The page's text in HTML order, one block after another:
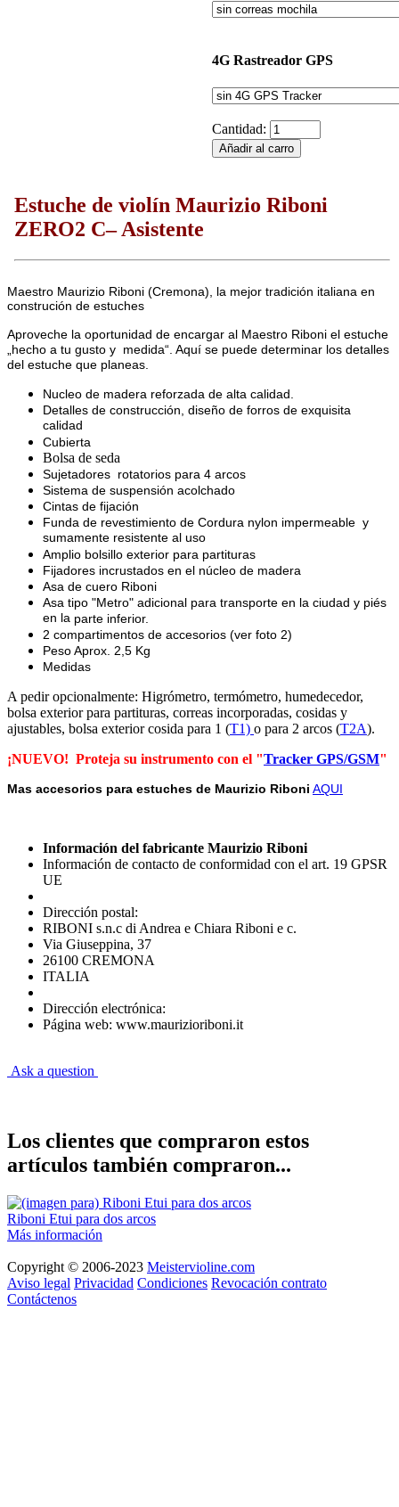
4G Rastreador GPS
Cantidad:
Estuche de violín Maurizio Riboni
ZERO2 C– Asistente
Maestro Maurizio Riboni (Cremona), la mejor tradición italiana en
construción de estuches
Aproveche la oportunidad de encargar al Maestro Riboni el estuche
„hecho a tu gusto y medida“. Aquí se puede determinar los detalles
del estuche que planeas.
Nucleo de madera reforzada de alta calidad
Detalles de construcción, diseño de forros de exquisita
calidad
Cubierta
Bolsa de seda
Sujetadores rotatorios para 4 arcos
Sistema de suspensión acolchado
Cintas de fijación
Funda de revestimiento de Cordura nylon impermeable y
sumamente resistente al uso
Amplio bolsillo exterior para partituras
Fijadores incrustados en el núcleo de madera
Asa de cuero Riboni
Asa tipo "Metro" adicional para transporte en la ciudad y piés
en la parte inferior.
2 compartimentos de accesorios (ver foto 2)
Peso Aprox. 2,5 Kg
Medidas
A pedir opcionalmente: Higrómetro, termómetro, humedecedor,
bolsa exterior para partituras, correas incorporadas, cosidas y
ajustables, bolsa exterior cosida para 1 (T1) o para 2 arcos (T2A).
¡NUEVO! Proteja su instrumento con el "Tracker GPS/GSM"
Mas accesorios para estuches de Maurizio Riboni AQUI
Información del fabricante Maurizio Riboni
Información de contacto de conformidad con el art. 19 GPSR
UE
Dirección postal:
RIBONI s.n.c di Andrea e Chiara Riboni e c.
Via Giuseppina, 37
26100 CREMONA
ITALIA
Dirección electrónica:
Página web: www.maurizioriboni.it
Ask a question
Los clientes que compraron estos
artículos también compraron...
Riboni Etui para dos arcos
Más información
Copyright © 2006-2023 Meistervioline.com
Aviso legal Privacidad Condiciones Revocación contrato
Contáctenos